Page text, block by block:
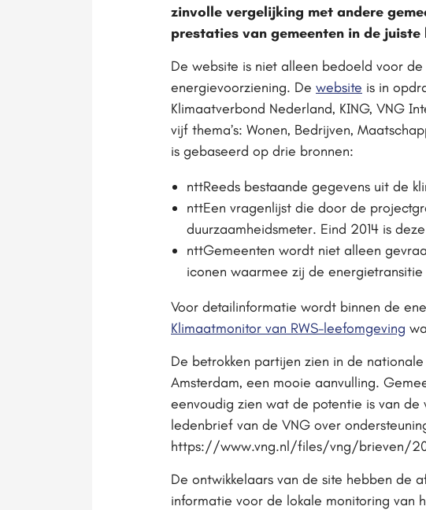
zinvolle vergelijking met andere
prestaties van gemeenten in de
De website is niet alleen bedoeld voor
energievoorziening. De website is in
Klimaatverbond Nederland, KING, VNG
vijf thema’s: Wonen, Bedrijven,
is gebaseerd op drie bronnen:
nttReeds bestaande gegevens uit de
nttEen vragenlijst die door de
duurzaamheidsmeter. Eind 2014 is
nttGemeenten wordt niet alleen
iconen waarmee zij de
Voor detailinformatie wordt binnen de
Klimaatmonitor van RWS-leefomgeving
De betrokken partijen zien in de
Amsterdam, een mooie aanvulling.
eenvoudig zien wat de potentie is van
ledenbrief van de VNG over
https://www.vng.nl/files/vng/brieven/
De ontwikkelaars van de site hebben de
informatie voor de lokale monitoring van